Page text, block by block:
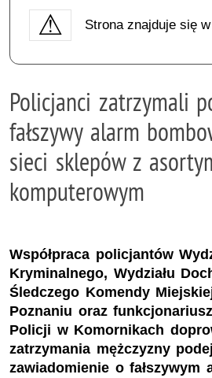
Strona znajduje się
Policjanci zatrzymali
fałszywy alarm
sieci sklepów z
komputerowym
Współpraca policjantów
Kryminalnego, Wydziału
Śledczego Komendy
Poznaniu oraz
Policji w Komornikach
zatrzymania mężczyzny
zawiadomienie o fałszywym